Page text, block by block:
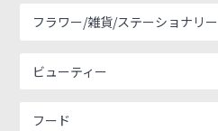
フラワー/雑貨/ステーショナリー
ビューティー
フード